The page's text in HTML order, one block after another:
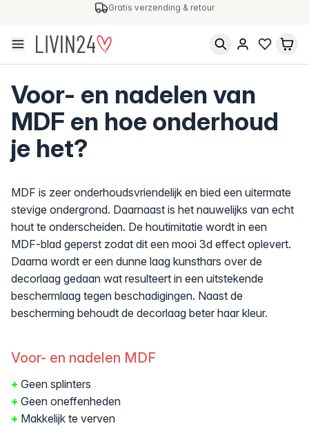
Gratis verzending & retour
Voor- en nadelen van
MDF en hoe onderhoud
je het?
MDF is zeer onderhoudsvriendelijk en bied een uitermate
stevige ondergrond. Daarnaast is het nauwelijks van echt
hout te onderscheiden. De houtimitatie wordt in een
MDF-blad geperst zodat dit een mooi 3d effect oplevert.
Daarna wordt er een dunne laag kunsthars over de
decorlaag gedaan wat resulteert in een uitstekende
beschermlaag tegen beschadigingen. Naast de
bescherming behoudt de decorlaag beter haar kleur.
Voor- en nadelen MDF
+ Geen splinters
+ Geen oneffenheden
+ Makkelijk te verven